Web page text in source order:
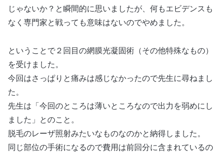
じゃないか？と瞬間的に思いましたが、何もエビデンスも
なく専門家と戦っても意味はないのでやめました。
ということで２回目の網膜光凝固術（その他特殊なもの）
を受けました。
今回はさっぱりと痛みは感じなかったので先生に尋ねまし
た。
先生は「今回のところは薄いところなので出力を弱めにし
ました」とのこと。
脱毛のレーザ照射みたいなものなのかと納得しました。
同じ部位の手術になるので費用は前回分に含まれているの